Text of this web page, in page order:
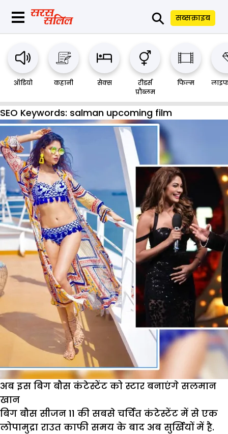
⚲ सब्सक्राइब
ऑडियो कहानी सेक्स
रीडर्स
प्रौब्लम
फिल्म
SEO Keywords: salman upcoming film
अब इस बिग बौस कंटेस्टेंट को स्टार बनाएंगे सलमान
खान
बिग बौस सीजन 11 की सबसे चर्चित कंटेस्टेंट में से एक
लोपामुद्रा राउत काफी समय के बाद अब सुर्खियों में है.